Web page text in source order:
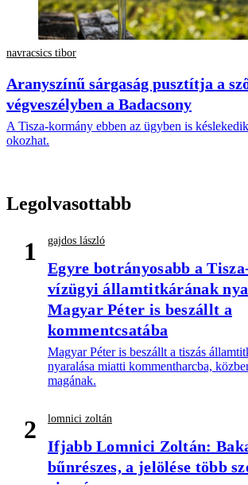
navracsics tibor
Aranyszínű sárgaság pusztítja a
végveszélyben a Badacsony
A Tisza-kormány ebben az ügyben is
okozhat.
Legolvasottabb
1 gajdos lászló
Egyre botrányosabb a
vízügyi államtitkárának
Magyar Péter is beszállt a
kommentcsatába
Magyar Péter is beszállt a tiszás
nyaralása miatti kommentharcba,
magának.
2 lomnici zoltán
Ifjabb Lomnici Zoltán:
bűnrészes, a jelölése több